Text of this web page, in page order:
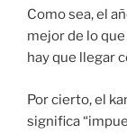
Como sea, el
mejor de lo
hay que llegar
Por cierto, el
significa